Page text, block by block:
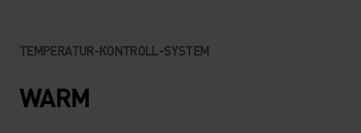
TEMPERATUR-KONTROLL-SYSTEM
WARM